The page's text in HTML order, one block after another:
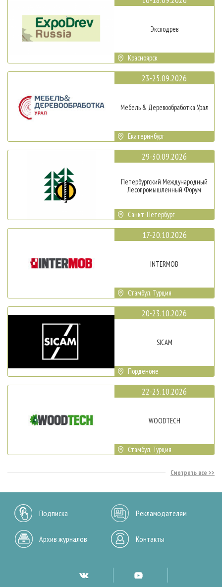
Эксподрев
Красноярск
23-25.09.2026
Мебель & Деревообработка Урал
Екатеринбург
29-30.09.2026
Петербургский Международный
Лесопромышленный Форум
Санкт-Петербург
17-20.10.2026
INTERMOB
Стамбул, Турция
20-23.10.2026
SICAM
Порденоне
22-25.10.2026
WOODTECH
Стамбул, Турция
Смотреть все
Подписка Рекламодателям
Архив журналов Контакты